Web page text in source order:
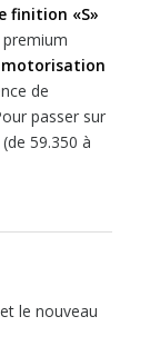
finition «S»
motorisation
de
passer sur
59.350 à
le nouveau